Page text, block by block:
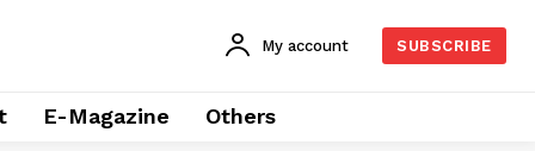
My account SUBSCRIBE
E-Magazine Others